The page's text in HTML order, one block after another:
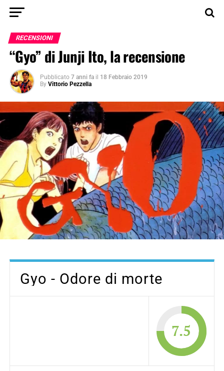
RECENSIONI
“Gyo” di Junji Ito, la recensione
Pubblicato 7 anni fa il 18 Febbraio 2019
By Vittorio Pezzella
Gyo - Odore di morte
7.5